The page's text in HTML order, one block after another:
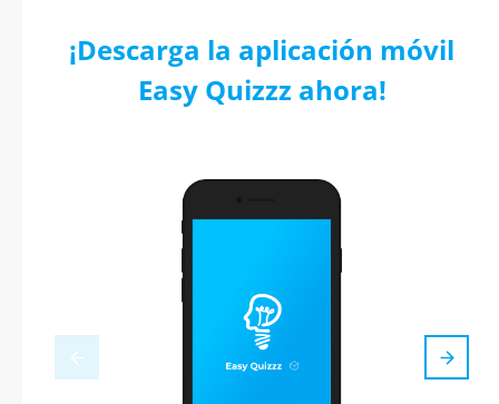
¡Descarga la aplicación móvil
Easy Quizzz ahora!